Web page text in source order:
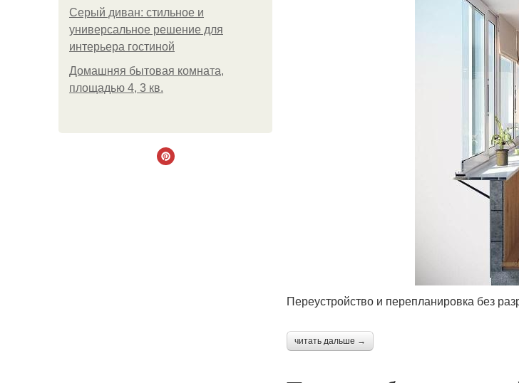
Серый диван: стильное и
универсальное решение для
интерьера гостиной
Домашняя бытовая комната,
площадью 4, 3 кв.
Переустройство и перепланировка без
читать дальше →